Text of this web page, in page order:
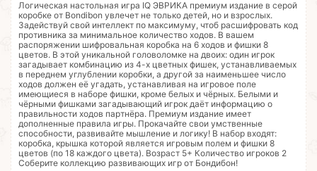
Логическая настольная игра IQ ЭВРИКА премиум издание в серой
коробке от Bondibon увлечет не только детей, но и взрослых.
Задействуй свой интеллект по максимуму, чтоб расшифровать код
противника за минимальное количество ходов. В вашем
распоряжении шифровальная коробка на 6 ходов и фишки 8
цветов. В этой уникальной головоломке на двоих: один игрок
загадывает комбинацию из 4-х цветных фишек, устанавливаемых
в переднем углублении коробки, а другой за наименьшее число
ходов должен её угадать, устанавливая на игровое поле
имеющиеся в наборе фишки, кроме белых и чёрных. Белыми и
чёрными фишками загадывающий игрок даёт информацию о
правильности ходов партнёра. Премиум издание имеет
дополненные правила игры. Прокачайте свои умственные
способности, развивайте мышление и логику! В набор входят:
коробка, крышка которой является игровым полем и фишки 8
цветов (по 18 каждого цвета). Возраст 5+ Количество игроков 2
Соберите коллекцию развивающих игр от Бондибон!